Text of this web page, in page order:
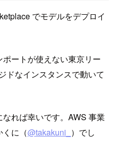
でモデルをデプロイ
ートが使えない東京リー
ドなインスタンスで動いて
れば幸いです。AWS 事業
に（@takakuni_ ）でし